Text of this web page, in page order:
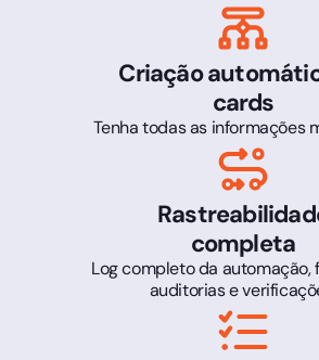
Criação
cards
Tenha todas as informações
completa
Log completo da automação,
auditorias e